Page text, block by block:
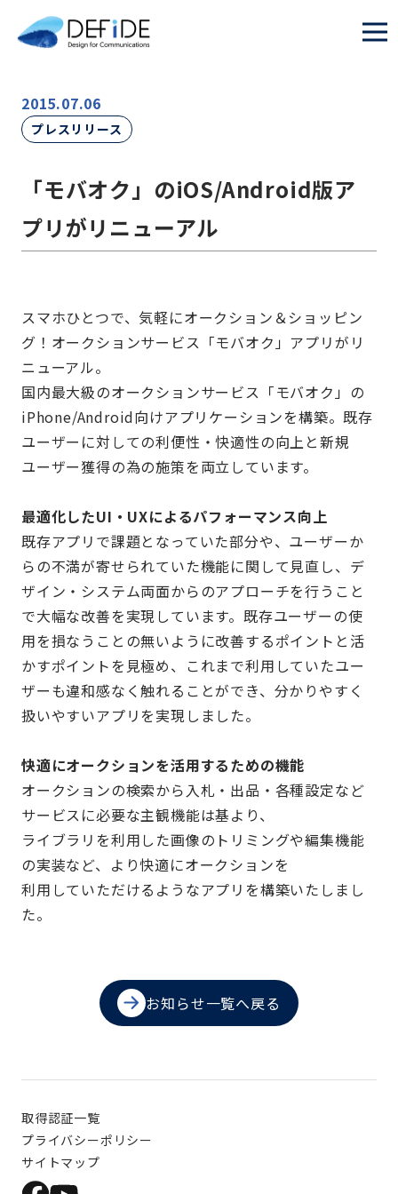
2015.07.06
プレスリリース
「モバオク」のiOS/Android版ア
プリがリニューアル
スマホひとつで、気軽にオークション＆ショッピン
グ！オークションサービス「モバオク」アプリがリ
ニューアル。
国内最大級のオークションサービス「モバオク」の
iPhone/Android向けアプリケーションを構築。既存
ユーザーに対しての利便性・快適性の向上と新規
ユーザー獲得の為の施策を両立しています。
最適化したUI・UXによるパフォーマンス向上
既存アプリで課題となっていた部分や、ユーザーか
らの不満が寄せられていた機能に関して見直し、デ
ザイン・システム両面からのアプローチを行うこと
で大幅な改善を実現しています。既存ユーザーの使
用を損なうことの無いように改善するポイントと活
かすポイントを見極め、これまで利用していたユー
ザーも違和感なく触れることができ、分かりやすく
扱いやすいアプリを実現しました。
快適にオークションを活用するための機能
オークションの検索から入札・出品・各種設定など
サービスに必要な主観機能は基より、
ライブラリを利用した画像のトリミングや編集機能
の実装など、より快適にオークションを
利用していただけるようなアプリを構築いたしまし
た。
お知らせ一覧へ戻る
取得認証一覧
プライバシーポリシー
サイトマップ